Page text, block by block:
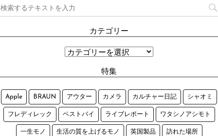
カテゴリー
特集
Apple BRAUN アウター カメラ カルチャー日記 シャオミ
フレディレック ベストバイ ライブレポート ワタシノアシモト
一生モノ 生活の質を上げるモノ 英国製品 訪れた場所